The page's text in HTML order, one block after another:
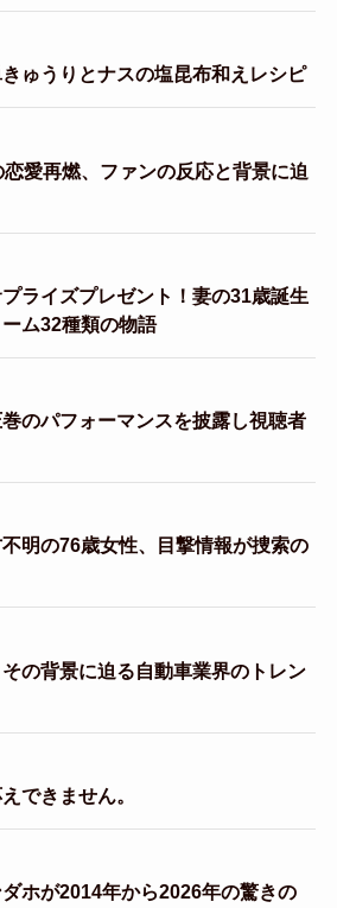
ゅうりとナスの塩昆布和えレシピ
愛再燃、ファンの反応と背景に迫
ライズプレゼント！妻の31歳誕生
ム32種類の物語
のパフォーマンスを披露し視聴者
明の76歳女性、目撃情報が捜索の
の背景に迫る自動車業界のトレン
できません。
ホが2014年から2026年の驚きの